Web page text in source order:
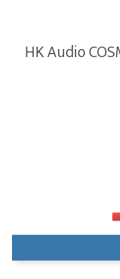
HK Audio